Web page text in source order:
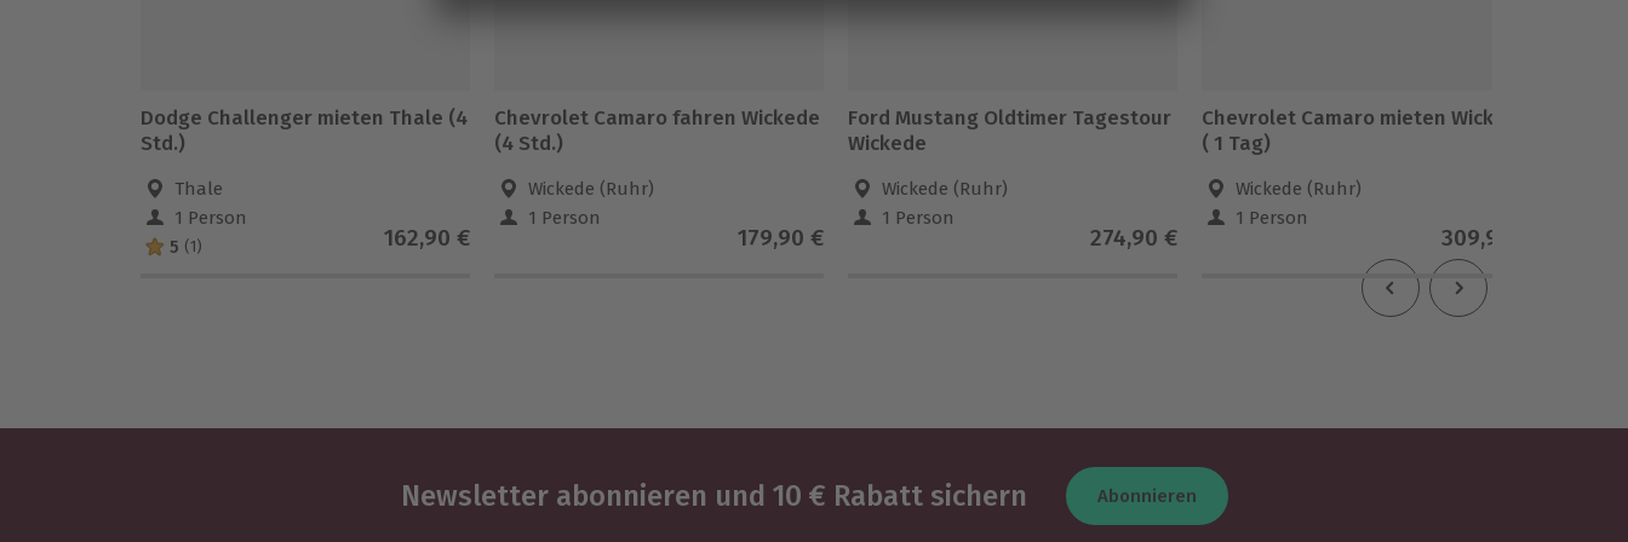
Dodge Challenger mieten Thale (4
Std.)
Thale
1 Person
5 (1) 162,90 €
Chevrolet Camaro fahren Wickede
(4 Std.)
Wickede (Ruhr)
1 Person
179,90 €
Ford Mustang Oldtimer Tagestour
Wickede
Wickede (Ruhr)
1 Person
274,90 €
Chevrolet Camaro mieten Wickede
( 1 Tag)
Wickede (Ruhr)
1 Person
309,90 €
Newsletter abonnieren und 10 € Rabatt sichern Abonnieren